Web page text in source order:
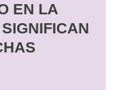
EN LA